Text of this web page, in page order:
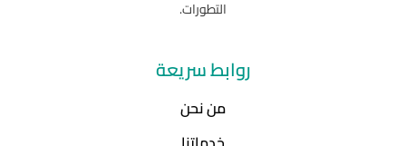
التطورات.
روابط سريعة
من نحن